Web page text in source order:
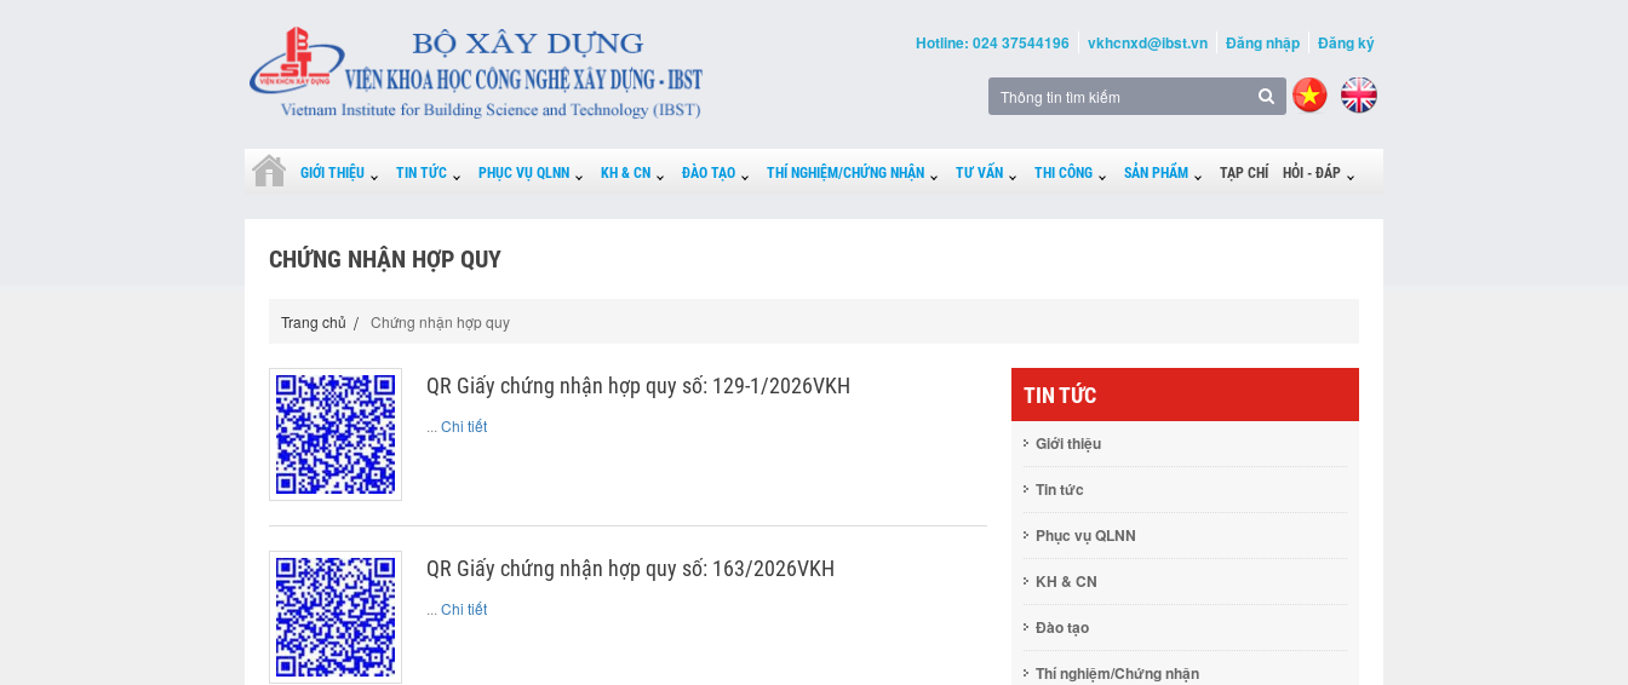
Hotline: 024 37544196 vkhcnxd@ibst.vn Đăng nhập Đăng ký
GIỚI THIỆU TIN TỨC PHỤC VỤ QLNN KH & CN ĐÀO TẠO THÍ NGHIỆM/CHỨNG NHẬN TƯ VẤN THI CÔNG SẢN PHẨM TẠP CHÍ HỎI - ĐÁP
CHỨNG NHẬN HỢP QUY
Trang chủ Chứng nhận hợp quy
QR Giấy chứng nhận hợp quy số: 129-1/2026VKH
... Chi tiết
QR Giấy chứng nhận hợp quy số: 163/2026VKH
... Chi tiết
TIN TỨC
Giới thiệu
Tin tức
Phục vụ QLNN
KH & CN
Đào tạo
Thí nghiệm/Chứng nhận